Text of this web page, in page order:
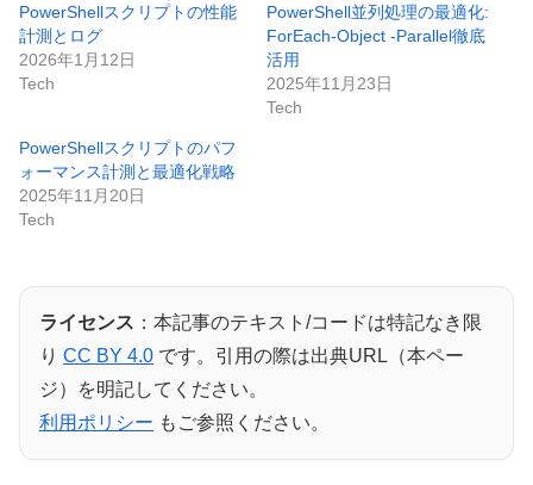
PowerShellスクリプトの性能
計測とログ
2026年1月12日
Tech
PowerShell並列処理の最適化:
ForEach-Object -Parallel徹底
活用
2025年11月23日
Tech
PowerShellスクリプトのパフ
ォーマンス計測と最適化戦略
2025年11月20日
Tech
ライセンス ：本記事のテキスト/コードは特記なき限
り CC BY 4.0 です。引用の際は出典URL（本ペー
ジ）を明記してください。
利用ポリシー もご参照ください。